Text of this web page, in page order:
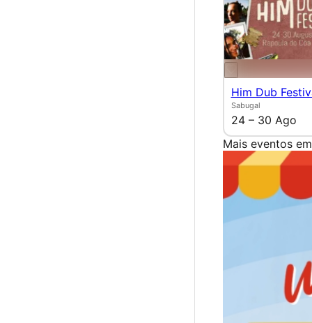
Him Dub
Sabugal
24 – 30 Ago
Mais eventos